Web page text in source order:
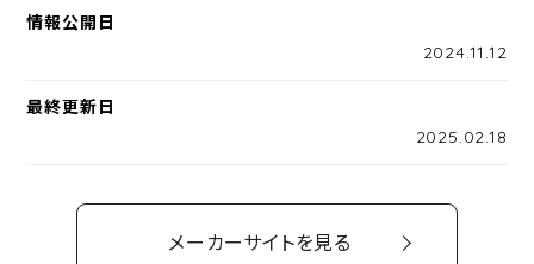
情報公開日
2024.11.12
最終更新日
2025.02.18
メーカーサイトを見る